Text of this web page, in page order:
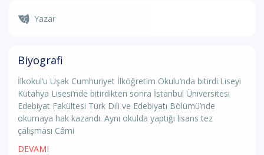
Yazar
Biyografi
İlkokul’u Uşak Cumhuriyet İlköğretim Okulu’nda bitirdi.Liseyi
Kütahya Lisesi’nde bitirdikten sonra İstanbul Üniversitesi
Edebiyat Fakültesi Türk Dili ve Edebiyatı Bölümü’nde
okumaya hak kazandı. Aynı okulda yaptığı lisans tez
çalışması Câmi
DEVAMI